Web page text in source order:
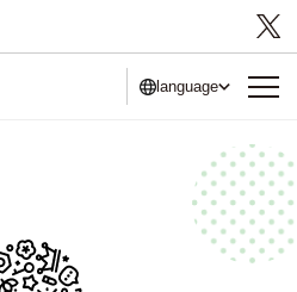
language